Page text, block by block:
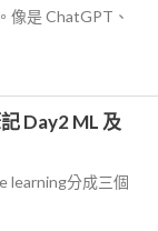
像是 ChatGPT、
Day2 ML 及
learning分成三個